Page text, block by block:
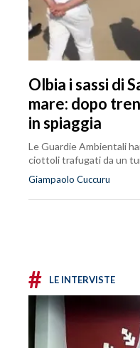
Olbia i sassi di
mare: dopo
in spiaggia
Le Guardie Ambientali
ciottoli trafugati da un
Giampaolo Cuccuru
# LE INTERVISTE